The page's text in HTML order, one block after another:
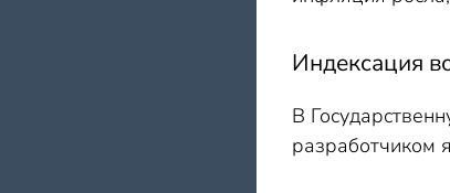
Индексация
В
разработчиком